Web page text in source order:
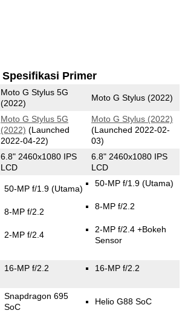
Spesifikasi Primer
Moto G Stylus 5G
(2022)
Moto G Stylus (2022)
Moto G Stylus 5G
(2022) (Launched
2022-04-22)
Moto G Stylus (2022)
(Launched 2022-02-
03)
6.8" 2460x1080 IPS
LCD
6.8" 2460x1080 IPS
LCD
50-MP f/1.9 (Utama)
8-MP f/2.2
2-MP f/2.4
50-MP f/1.9 (Utama)
8-MP f/2.2
2-MP f/2.4 +Bokeh
Sensor
16-MP f/2.2 16-MP f/2.2
Snapdragon 695
SoC
Helio G88 SoC